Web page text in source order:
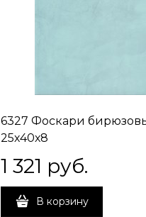
6327 Фоскари
25х40х8
1 321 руб.
В корзину